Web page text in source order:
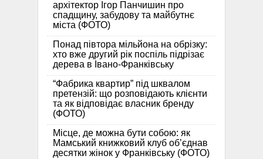
архітектор Ігор Панчишин про
спадщину, забудову та майбутнє
міста (ФОТО)
Понад півтора мільйона на обрізку:
хто вже другий рік поспіль підрізає
дерева в Івано-Франківську
“Фабрика квартир” під шквалом
претензій: що розповідають клієнти
та як відповідає власник бренду
(ФОТО)
Місце, де можна бути собою: як
Мамський книжковий клуб об’єднав
десятки жінок у Франківську (ФОТО)